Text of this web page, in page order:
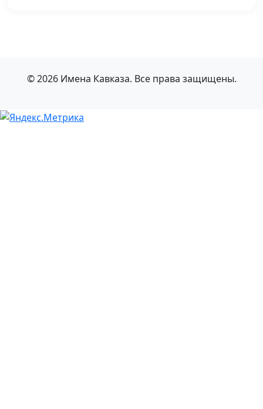
© 2026 Имена Кавказа. Все права защищены.